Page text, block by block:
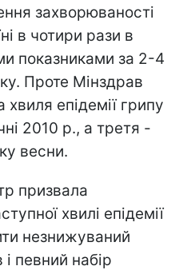
захворюваності
в чотири рази в
показниками за 2-4
Проте Мінздрав
епідемії грипу
2010 р., а третя -
весни.
призвала
хвилі епідемії
незнижуваний
певний набір